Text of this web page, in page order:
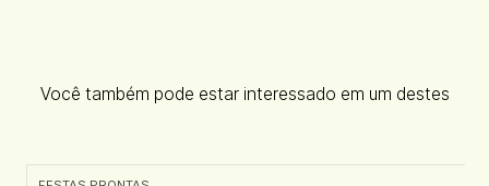
Você também pode estar interessado em um destes